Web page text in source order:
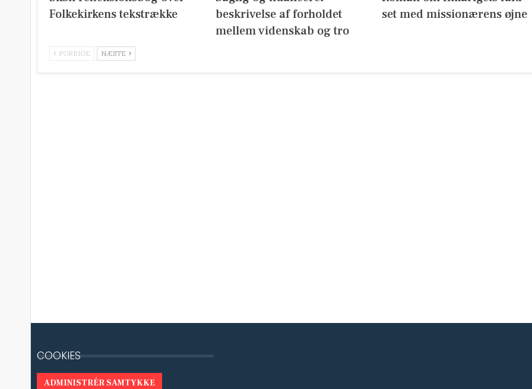
Folkekirkens tekstrække
beskrivelse af forholdet
mellem videnskab og tro
set med missionærens øjne
FORRIGE NÆSTE
COOKIES
ADMINISTRÉR SAMTYKKE